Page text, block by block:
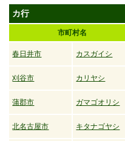
カ行
市町村名
春日井市 カスガイシ
刈谷市 カリヤシ
蒲郡市 ガマゴオリシ
北名古屋市 キタナゴヤシ